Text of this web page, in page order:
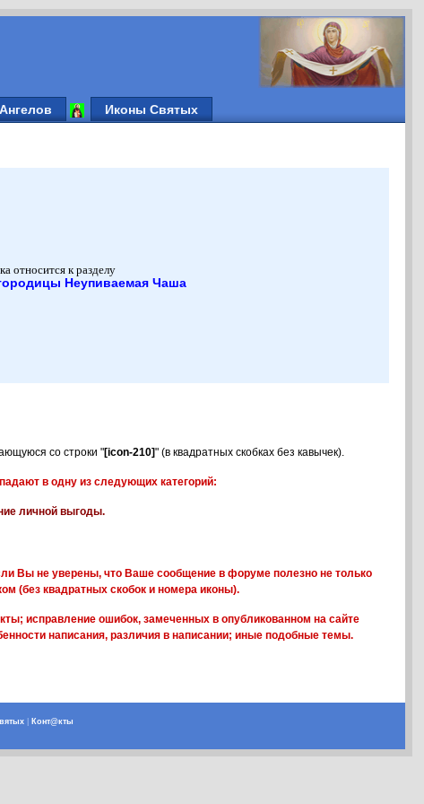
Иконы Святых
относится к разделу
Неупиваемая Чаша
со строки "[icon-210]" (в квадратных скобках без кавычек).
в одну из следующих категорий:
личной выгоды.
Вы не уверены, что Ваше сообщение в форуме полезно не только
(без квадратных скобок и номера иконы).
исправление ошибок, замеченных в опубликованном на сайте
написания, различия в написании; иные подобные темы.
Конт@кты